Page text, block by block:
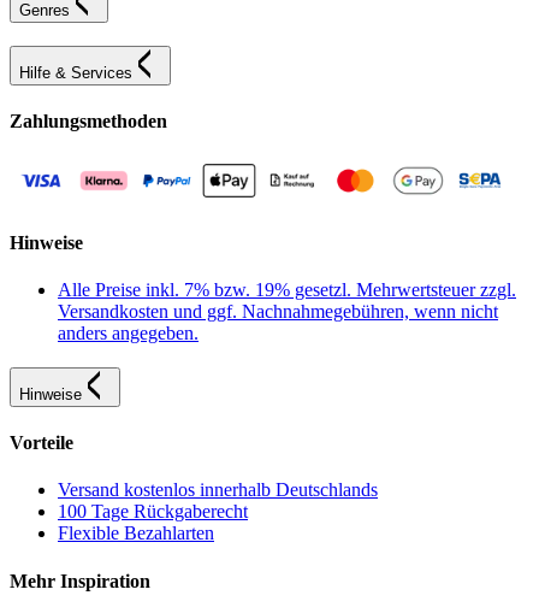
Genres
Hilfe & Services
Zahlungsmethoden
Hinweise
Alle Preise inkl. 7% bzw. 19% gesetzl. Mehrwertsteuer zzgl.
Versandkosten und ggf. Nachnahmegebühren, wenn nicht
anders angegeben.
Hinweise
Vorteile
Versand kostenlos innerhalb Deutschlands
100 Tage Rückgaberecht
Flexible Bezahlarten
Mehr Inspiration